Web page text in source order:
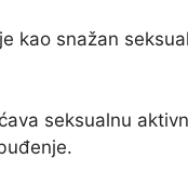
kao snažan
seksualnu